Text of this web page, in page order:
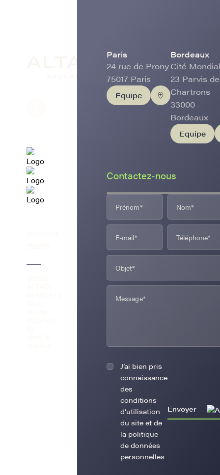
Paris
24 rue de Prony
75017 Paris
Equipe
Bordeaux
Cité
23 Parvis
Chartrons
33000
Bordeaux
Equipe
Contactez-nous
J’ai bien pris
connaissance
des
conditions
d’utilisation
du site et de
la politique
de données
personnelles
Envoyer